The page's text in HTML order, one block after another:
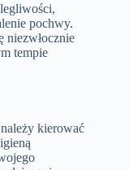
pochwy.
niezwłocznie
tempie
kierować